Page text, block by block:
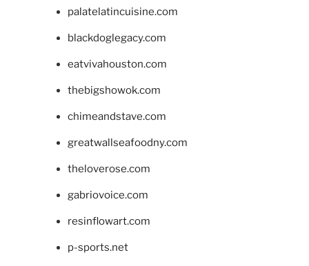
palatelatincuisine.com
blackdoglegacy.com
eatvivahouston.com
thebigshowok.com
chimeandstave.com
greatwallseafoodny.com
theloverose.com
gabriovoice.com
resinflowart.com
p-sports.net